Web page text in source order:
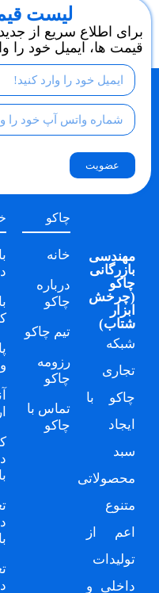
لیست
برای اطلاع سریع از
قیمت ها، ایمیل خود را
عضویت
مهندسی
بازرگانی
چاکو
(چرخش
ابزار
شتاب)
شبکه
تجاری
چاکو با
ایجاد
سبد
محصولاتی
متنوع
اعم از
تولیدات
داخلی و
چاکو
خانه
درباره
چاکو
تیم چاکو
رزومه
چاکو
تماس با
چاکو